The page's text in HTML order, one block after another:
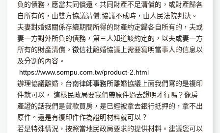
負的債務，應當共同償還。共同財產不足清償的，或財產歸各
自所有的，由雙方協議清償;協議不成時，由人民法院判決。
夫妻對婚姻關係存續期間所得的財產約定歸各自所有的，夫或
妻一方對外所負的債務，第三人知道該約定的，以夫或妻一方
所有的財產清償。 徵信社離婚協議上需要寫明當事人的信息以
及分割的內容。
https://www.sompu.com.tw/product-2.html
辦理協議離婚， 台南律師事務所離婚協議上面我們寫的是複印
件就可以， 這樣民政局要我們帶原件過去證明才行嗎？像房
產證的話我們是貸款買房，是已經被拿去銀行抵押的，拿不出
原件。還是有復印件作為證明材料就可以？
若是特殊情況，按照當地民政局要求的提供材料。建議您可以